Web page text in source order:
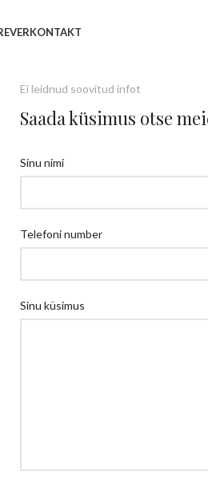
KONTAKT
Ei leidnud soovitud infot
Saada küsimus otse
Sinu nimi
Telefoni number
Sinu küsimus